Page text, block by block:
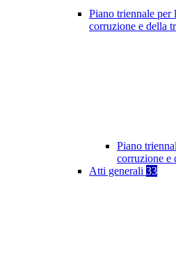
Piano triennale per
corruzione e della
Piano
corruzione e
Atti generali 33